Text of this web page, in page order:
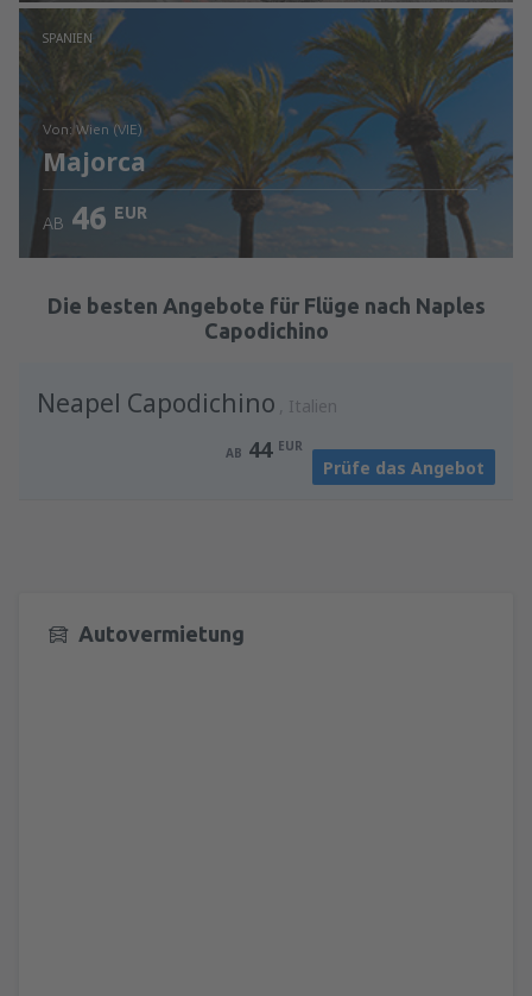
Prüfe die Einzelheiten
SPANIEN
von: Wien (VIE)
Majorca
Prüfe die Einzelheiten
AB 46 EUR
Die besten Angebote für Flüge nach Naples
Capodichino
Neapel Capodichino Italien
AB 44 EUR
Prüfe das Angebot
Autovermietung